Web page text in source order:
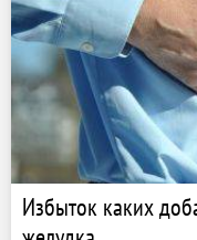
Избыток каких